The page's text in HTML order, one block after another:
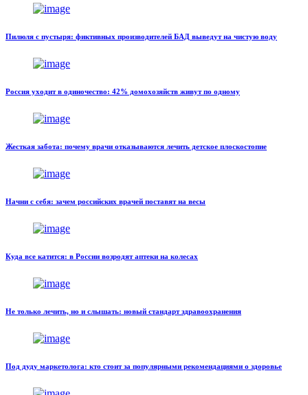
Пилюля с пустыря: фиктивных производителей БАД выведут на чистую воду
Россия уходит в одиночество: 42% домохозяйств живут по одному
Жесткая забота: почему врачи отказываются лечить детское плоскостопие
Начни с себя: зачем российских врачей поставят на весы
Куда все катится: в России возродят аптеки на колесах
Не только лечить, но и слышать: новый стандарт здравоохранения
Под дуду маркетолога: кто стоит за популярными рекомендациями о здоровье